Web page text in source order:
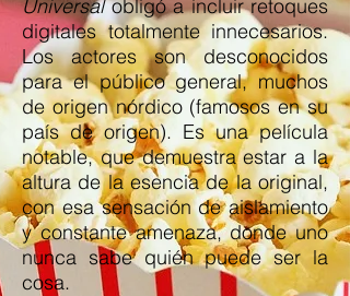
Universalobligó a incluir retoques
digitales totalmente innecesarios.
Los actores son desconocidos
para el público general, muchos
de origen nórdico (famosos en su
país de origen). Es una película
notable, que demuestra estar a la
altura de la esencia de la original,
con esa sensación de aislamiento
y constante amenaza, donde uno
nunca sabe quién puede ser la
cosa.